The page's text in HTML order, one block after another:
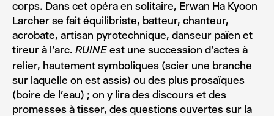
corps. Dans cet opéra en solitaire, Erwan Ha Kyoon
Larcher se fait équilibriste, batteur, chanteur,
acrobate, artisan pyrotechnique, danseur païen et
tireur à l’arc. RUINE est une succession d’actes à
relier, hautement symboliques (scier une branche
sur laquelle on est assis) ou des plus prosaïques
(boire de l’eau) ; on y lira des discours et des
promesses à tisser, des questions ouvertes sur la